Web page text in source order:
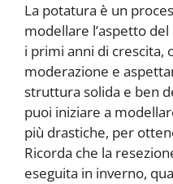
La potatura è un
modellare l’aspetto
i primi anni di crescita,
moderazione e
struttura solida e ben
puoi iniziare a
più drastiche, per
Ricorda che la
eseguita in inverno,